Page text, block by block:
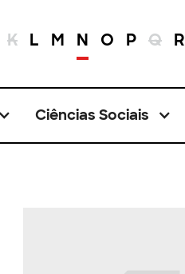
K L M N O P Q R
Ciências Sociais